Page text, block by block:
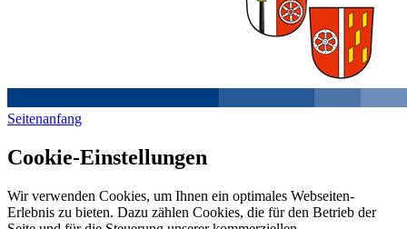
Seitenanfang
Cookie-Einstellungen
Wir verwenden Cookies, um Ihnen ein optimales Webseiten-
Erlebnis zu bieten. Dazu zählen Cookies, die für den Betrieb der